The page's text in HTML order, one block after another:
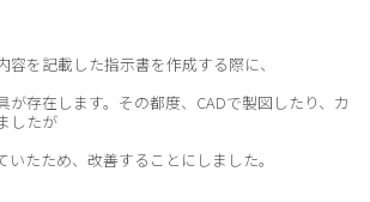
を記載した指示書を作成する際に、
が存在します。その都度、CADで製図したり、カ
したが
いたため、改善することにしました。